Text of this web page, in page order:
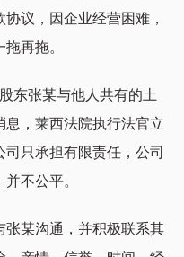
议，因企业经营困难，
再拖。
张某与他人共有的土
，莱西法院执行法官立
只承担有限责任，公司
不公平。
某沟通，并积极联系其